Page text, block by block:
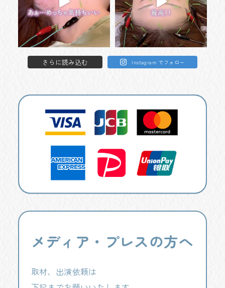
さらに読み込む Instagram でフォロー
メディア・プレスの方へ
取材、出演依頼は